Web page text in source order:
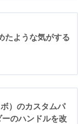
たような気がする
）のカスタムパ
のハンドルを改